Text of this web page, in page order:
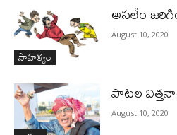
సాహిత్యం
అసలేం
August 10, 2020
పాటల
August 10, 2020